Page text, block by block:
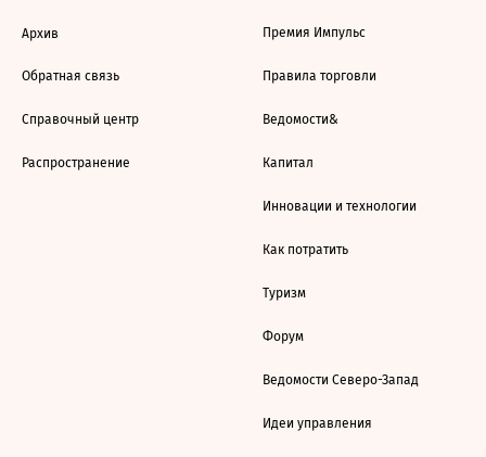
Архив
Обратная связь
Справочный центр
Распространение
Премия Импульс
Правила торговли
Ведомости&
Капитал
Инновации и технологии
Как потратить
Туризм
Форум
Ведомости Северо-Запад
Идеи управления